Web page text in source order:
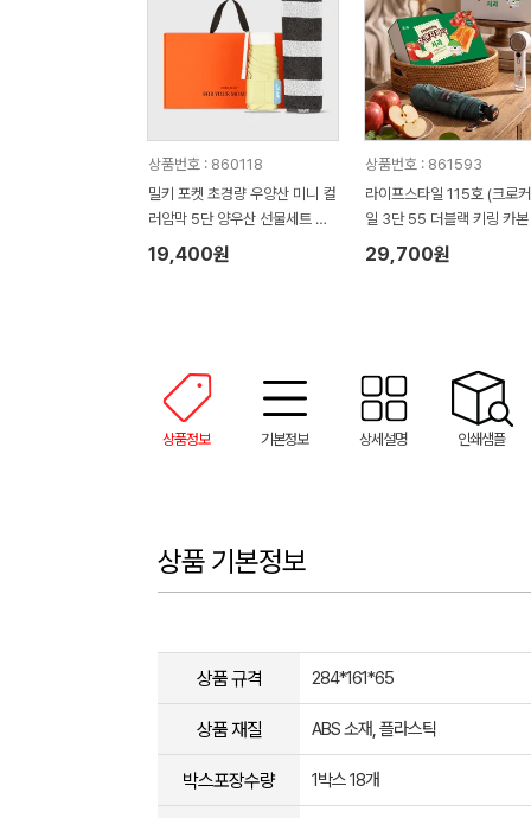
상품번호 : 860118
밀키 포켓 초경량 우양산 미니 컬
러암막 5단 양우산 선물세트 답
례품+무한타올세트 그레이 모달
180g 수건세트
19,400원
상품번호 : 861593
라이프스타일 115호 (크로
일 3단 55 더블랙 키링 카본
림 암막 양우산 VIP+쿨링선
29,700원
상품정보 기본정보 상세설명 인쇄샘플
상품 기본정보
상품 규격 284*161*65
상품 재질 ABS 소재, 플라스틱
박스포장수량 1박스 18개